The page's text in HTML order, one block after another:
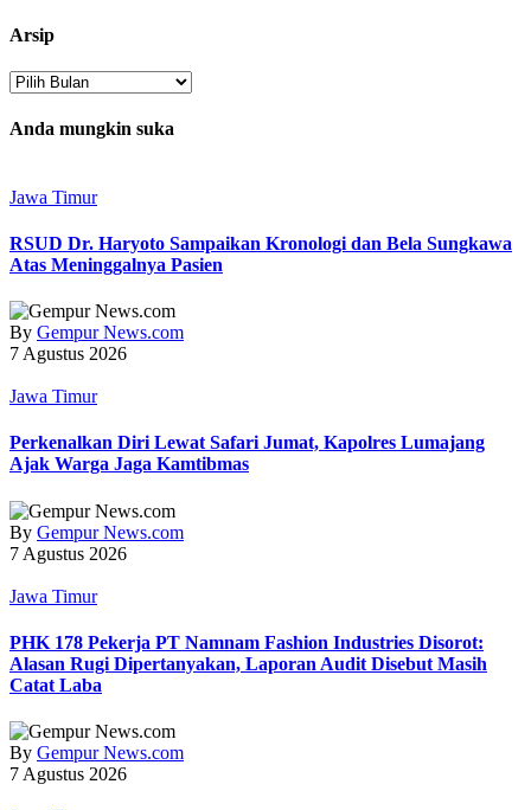
Arsip
Arsip
Anda mungkin suka
Jawa Timur
RSUD Dr. Haryoto Sampaikan Kronologi dan Bela Sungkawa
Atas Meninggalnya Pasien
By Gempur News.com
7 Agustus 2026
Jawa Timur
Perkenalkan Diri Lewat Safari Jumat, Kapolres Lumajang
Ajak Warga Jaga Kamtibmas
By Gempur News.com
7 Agustus 2026
Jawa Timur
PHK 178 Pekerja PT Namnam Fashion Industries Disorot:
Alasan Rugi Dipertanyakan, Laporan Audit Disebut Masih
Catat Laba
By Gempur News.com
7 Agustus 2026